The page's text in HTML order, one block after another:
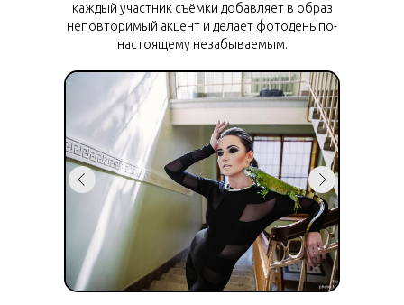
каждый участник съёмки добавляет в образ
неповторимый акцент и делает фотодень по-
настоящему незабываемым.